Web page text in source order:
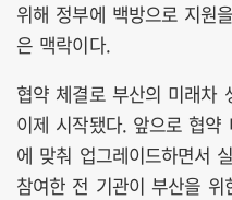
위해 정부에 백방으로 지원
은 맥락이다.
협약 체결로 부산의 미래차
이제 시작됐다. 앞으로 협
에 맞춰 업그레이드하면서
참여한 전 기관이 부산을